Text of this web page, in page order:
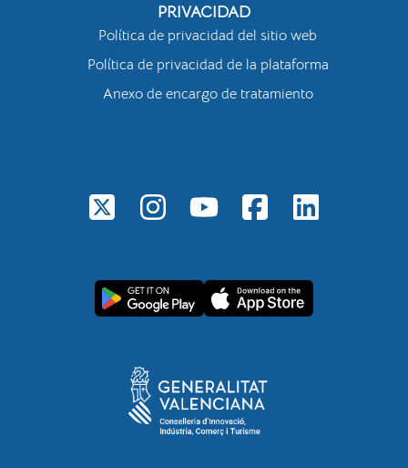
PRIVACIDAD
Política de privacidad del sitio web
Política de privacidad de la plataforma
Anexo de encargo de tratamiento